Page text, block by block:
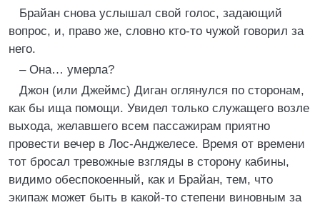
Брайан снова услышал свой голос, задающий
вопрос, и, право же, словно кто-то чужой говорил за
него.
– Она… умерла?
Джон (или Джеймс) Диган оглянулся по сторонам,
как бы ища помощи. Увидел только служащего возле
выхода, желавшего всем пассажирам приятно
провести вечер в Лос-Анджелесе. Время от времени
тот бросал тревожные взгляды в сторону кабины,
видимо обеспокоенный, как и Брайан, тем, что
экипаж может быть в какой-то степени виновным за